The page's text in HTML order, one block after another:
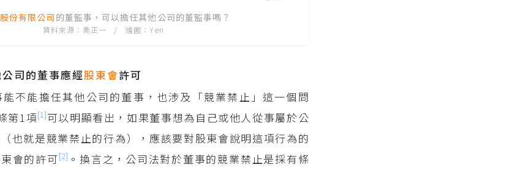
股份有限公司 的董監事，可以擔任其他公司的董監事嗎？
資料來源：喬正一 / 繪圖：Yen
公司的董事應經股東會許可
不能擔任其他公司的董事，也涉及「競業禁止」這一個問
第1項[1]可以明顯看出，如果董事想為自己或他人從事屬於公
也就是競業禁止的行為），應該要對股東會說明這項行為的
會的許可 [2] 。換言之，公司法對於董事的競業禁止是採有條